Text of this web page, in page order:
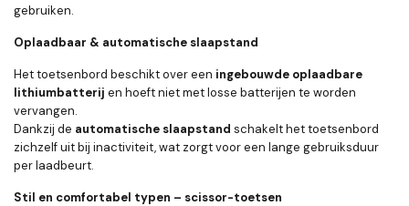
gebruiken.
Oplaadbaar & automatische slaapstand
Het toetsenbord beschikt over een ingebouwde oplaadbare
lithiumbatterij en hoeft niet met losse batterijen te worden
vervangen.
Dankzij de automatische slaapstand schakelt het toetsenbord
zichzelf uit bij inactiviteit, wat zorgt voor een lange gebruiksduur
per laadbeurt.
Stil en comfortabel typen – scissor-toetsen